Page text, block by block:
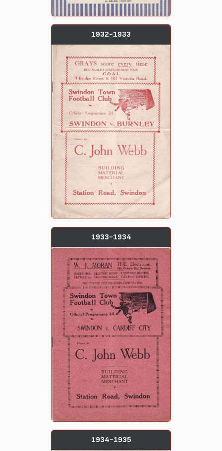
1932-1933
1933-1934
1934-1935